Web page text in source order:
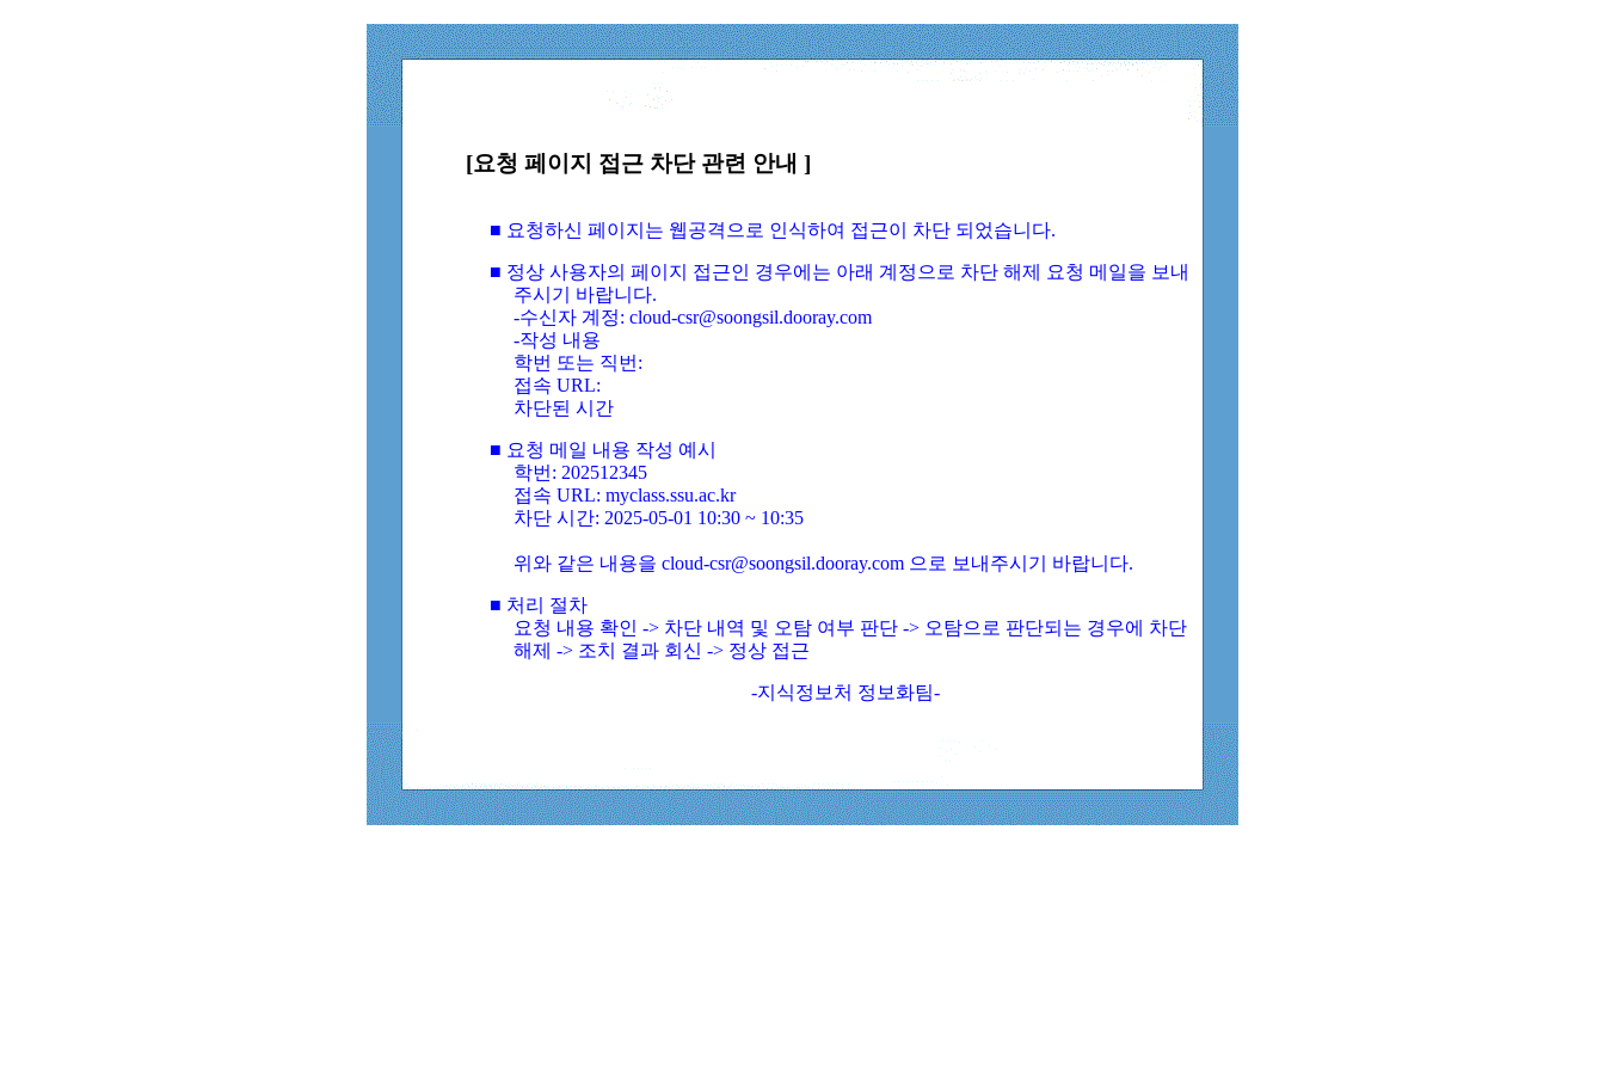
[요청 페이지 접근 차단 관련 안내 ]
■ 요청하신 페이지는 웹공격으로 인식하여 접근이 차단 되었습니다.
■ 정상 사용자의 페이지 접근인 경우에는 아래 계정으로 차단 해제 요청 메일을 보내
주시기 바랍니다.
-수신자 계정: cloud-csr@soongsil.dooray.com
-작성 내용
학번 또는 직번:
접속 URL:
차단된 시간
■ 요청 메일 내용 작성 예시
학번: 202512345
접속 URL: myclass.ssu.ac.kr
차단 시간: 2025-05-01 10:30 ~ 10:35
위와 같은 내용을 cloud-csr@soongsil.dooray.com 으로 보내주시기 바랍니다.
■ 처리 절차
요청 내용 확인 -> 차단 내역 및 오탐 여부 판단 -> 오탐으로 판단되는 경우에 차단
해제 -> 조치 결과 회신 -> 정상 접근
-지식정보처 정보화팀-